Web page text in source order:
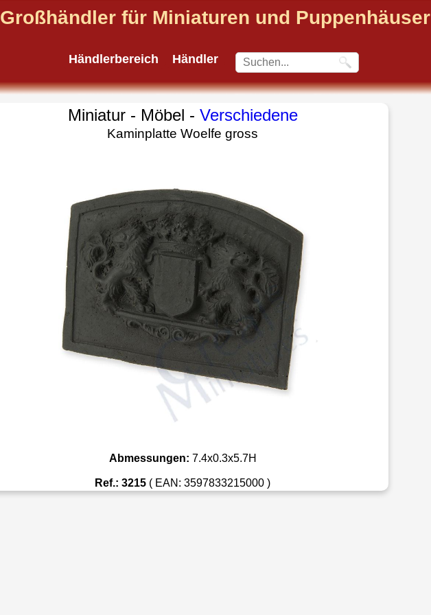
Großhändler für Miniaturen und Puppenhäuser
Händlerbereich Händler
Miniatur - Möbel - Verschiedene
Kaminplatte Woelfe gross
Abmessungen: 7.4x0.3x5.7H
Ref.: 3215 ( EAN: 3597833215000 )